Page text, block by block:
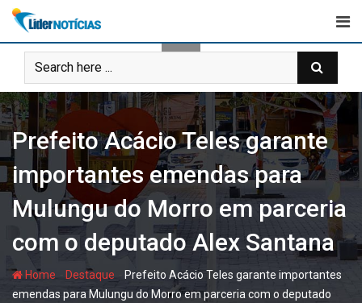
Skip
content
Prefeito Acácio Teles garante
importantes emendas para
Mulungu do Morro em parceria
com o deputado Alex Santana
Home - Destaque - Prefeito Acácio Teles garante importantes
emendas para Mulungu do Morro em parceria com o deputado